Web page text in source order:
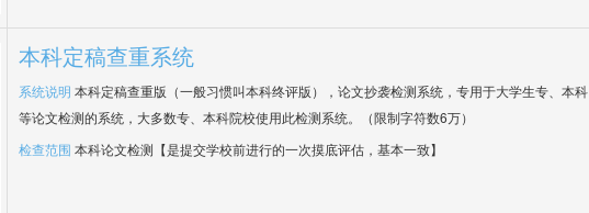
本科定稿查重系统
系统说明 本科定稿查重版（一般习惯叫本科终评版），论文抄袭检测系统，专用于大学生专、本科
等论文检测的系统，大多数专、本科院校使用此检测系统。（限制字符数6万）
检查范围 本科论文检测【是提交学校前进行的一次摸底评估，基本一致】